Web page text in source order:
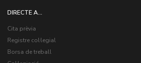
DIRECTE A...
Cita prèvia
Registre col·legial
Borsa de treball